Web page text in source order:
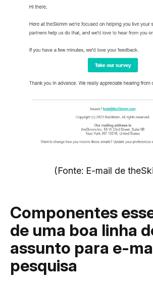
(Fonte: E-mail de
Componentes
de uma boa linha
assunto para e-
pesquisa